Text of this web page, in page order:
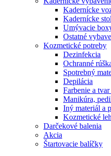
Kadernícke
Kadernícke
Umývacie
Ostatné
Kozmetické potreby
Dezinfekcia
Ochranné
Spotrebný
Depilácia
Farbenie a
Manikúra,
Iný materiál a
Kozmetické
Darčekové balenia
Akcia
Štartovacie balíčky